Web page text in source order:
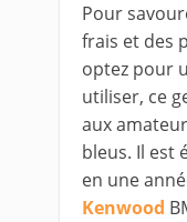
Pour
frais et des
optez pour
utiliser, ce
aux
bleus. Il est
en une
Kenwood